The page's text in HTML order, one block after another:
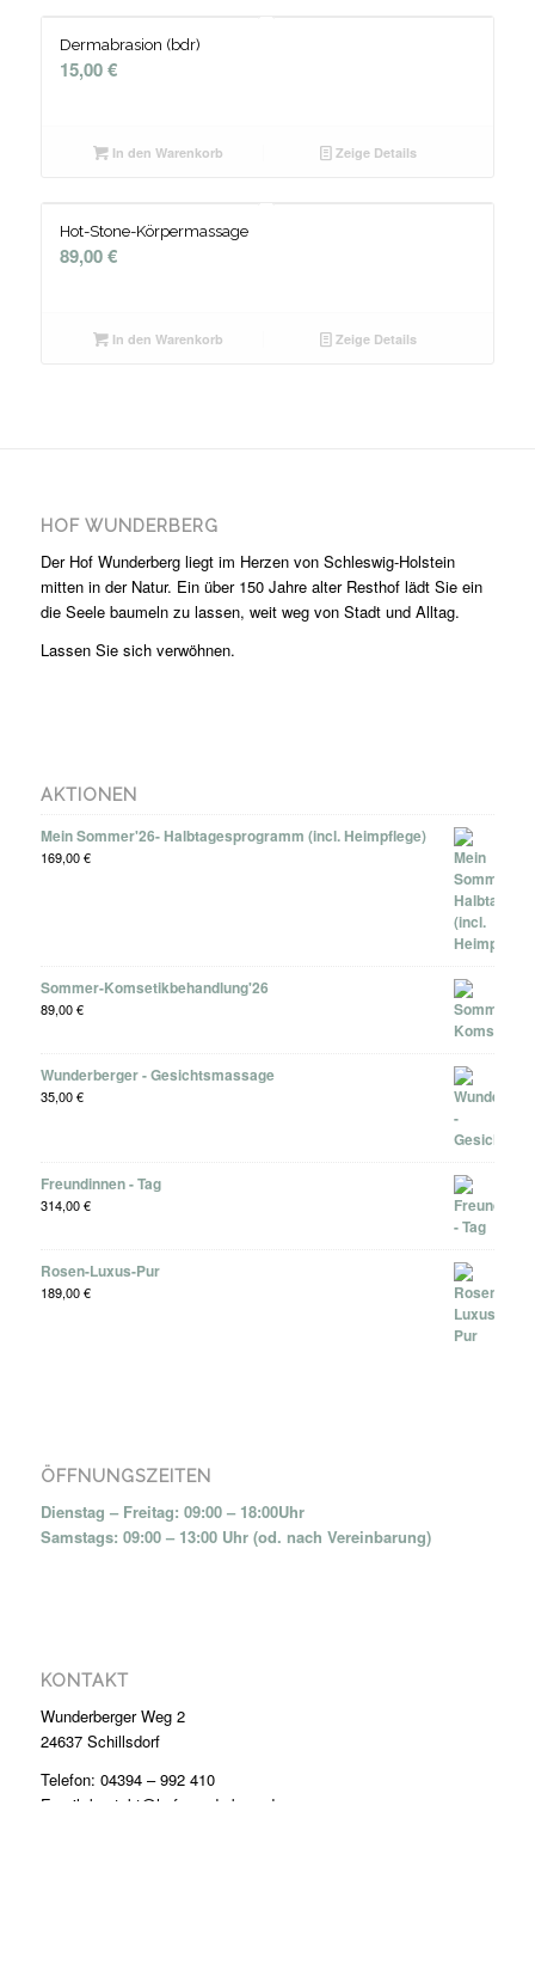
Dermabrasion (bdr)
15,00€
In den Warenkorb Zeige Details
Hot-Stone-Körpermassage
89,00€
In den Warenkorb Zeige Details
HOF WUNDERBERG
Der Hof Wunderberg liegt im Herzen von Schleswig-Holstein
mitten in der Natur. Ein über 150 Jahre alter Resthof lädt Sie ein
die Seele baumeln zu lassen, weit weg von Stadt und Alltag.
Lassen Sie sich verwöhnen.
AKTIONEN
Mein Sommer'26- Halbtagesprogramm (incl. Heimpflege)
169,00€
Sommer-Komsetikbehandlung'26
89,00€
Wunderberger - Gesichtsmassage
35,00€
Freundinnen - Tag
314,00€
Rosen-Luxus-Pur
189,00€
ÖFFNUNGSZEITEN
Dienstag – Freitag: 09:00 – 18:00Uhr
Samstags: 09:00 – 13:00 Uhr (od. nach Vereinbarung)
KONTAKT
Wunderberger Weg 2
24637 Schillsdorf
Telefon: 04394 – 992 410
Email: kontakt@hof-wunderberg.de